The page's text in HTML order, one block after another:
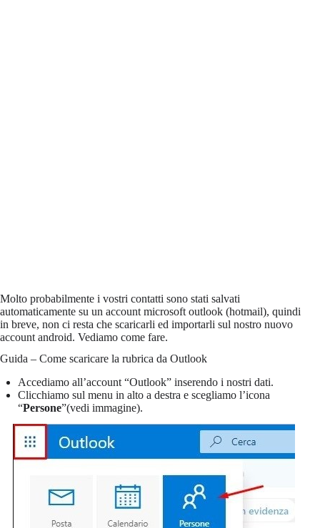
Molto probabilmente i vostri contatti sono stati salvati
automaticamente su un account microsoft outlook (hotmail), quindi
in breve, non ci resta che scaricarli ed importarli sul nostro nuovo
account android. Vediamo come fare.
Guida – Come scaricare la rubrica da Outlook
Accediamo all’account “Outlook” inserendo i nostri dati.
Clicchiamo sul menu in alto a destra e scegliamo l’icona
“Persone”(vedi immagine).